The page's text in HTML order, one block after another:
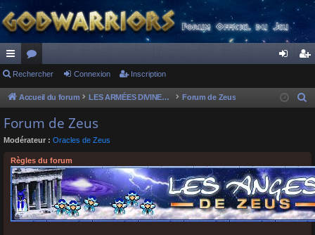
ac
co
ur
ci
or
u
s
ne cri
Rechercher Connexion Inscription
Accueil du forum LES ARMÉES DIVINES - FORUMS DE CLAN Forum de Zeus
r
c
h
e
Forum de Zeus
Modérateur : Oracles de Zeus
Règles du forum